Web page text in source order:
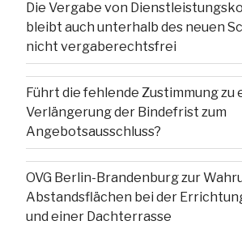
Die Vergabe von
bleibt auch unterhalb des neuen
nicht vergaberechtsfrei
Führt die fehlende Zustimmung zu
Verlängerung der Bindefrist zum
Angebotsausschluss?
OVG Berlin-Brandenburg zur
Abstandsflächen bei der
und einer Dachterrasse